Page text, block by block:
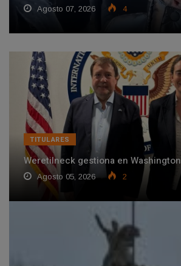
Agosto 07, 2026 4
TITULARES
Weretilneck gestiona en Washington
Agosto 05, 2026 2